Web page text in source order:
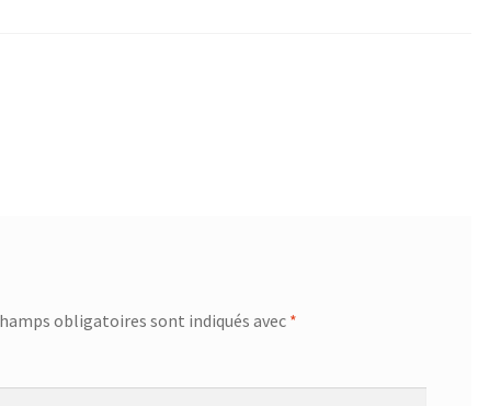
obligatoires sont indiqués avec *